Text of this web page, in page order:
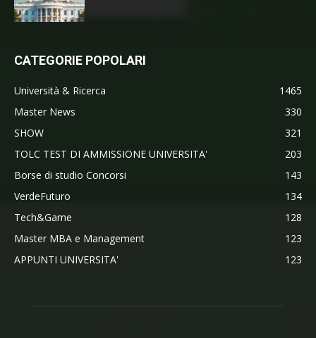
CATEGORIE POPOLARI
Università & Ricerca
1465
Master News
330
SHOW
321
TOLC TEST DI AMMISSIONE UNIVERSITA'
203
Borse di studio Concorsi
143
VerdeFuturo
134
Tech&Game
128
Master MBA e Management
123
APPUNTI UNIVERSITA'
123